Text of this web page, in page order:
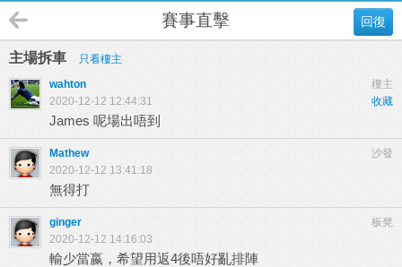
回復
賽事直擊
主場拆車
只看樓主
樓主
wahton
收藏
2020-12-12 12:44:31
James 呢場出唔到
沙發
Mathew
2020-12-12 13:41:18
無得打
板凳
ginger
2020-12-12 14:16:03
輸少當嬴，希望用返4後唔好亂排陣